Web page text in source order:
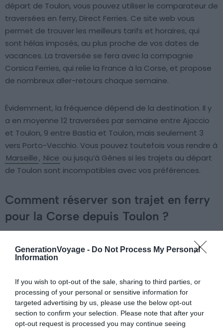
GenerationVoyage - Do Not Process My Personal
Information
If you wish to opt-out of the sale, sharing to third parties, or
processing of your personal or sensitive information for
targeted advertising by us, please use the below opt-out
section to confirm your selection. Please note that after your
opt-out request is processed you may continue seeing
départ de Toulon, vous pouvez utiliser le comparateur de
traversées en ferry, Direct Ferries. Ce site web vous
permet de trouver les meilleurs tarifs et horaires, qui
sont hélas imposés, au plus proche de vos dates de
vacances. La traversée se fera avec la compagnie
Corsica Ferries, qui relie la France à la Corse, et propose
de nombreux aller-retours chaque semaine.
Évidemment, la fréquence dépend de la destination. Il y
a en moyenne 12 traversées par semaine entre Ajaccio
et Toulon, 9 entre Bastia et Toulon, mais seulement 3
vers Porto-Vecchio. Vous pouvez toutefois vous rendre à
Marseille, Nice ou jusqu’à Gênes si les trajets au départ
de Toulon sont incompatibles avec vos préférences.
Comment réserver son trajet en ferry
pour la Corse depuis Toulon ?